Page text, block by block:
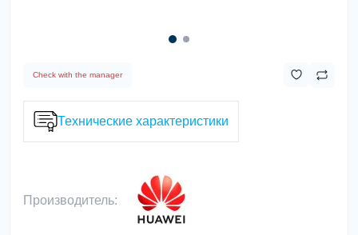
Check with the manager
Технические характеристики
Производитель: